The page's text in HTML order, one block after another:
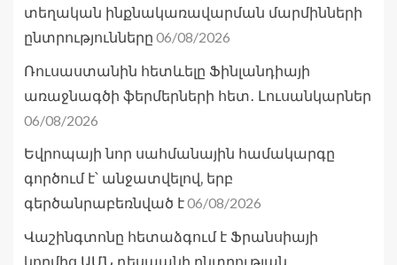
տեղական ինքնակառավարման մարմինների
ընտրությունները 06/08/2026
Ռուսաստանին հետևելը Ֆինլանդիայի
առաջնագծի ֆերմերների հետ․ Լուսանկարներ
06/08/2026
Եվրոպայի նոր սահմանային համակարգը
գործում է՝ անջատվելով, երբ
գերծանրաբեռնված է06/08/2026
Վաշինգտոնը հետաձգում է Ֆրանսիայի